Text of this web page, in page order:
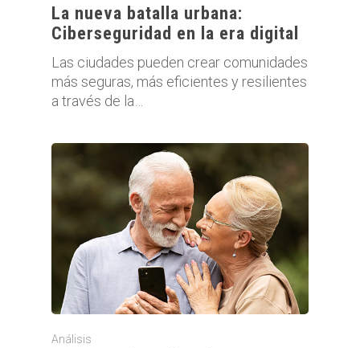
La nueva batalla urbana:
Ciberseguridad en la era digital
Las ciudades pueden crear comunidades
más seguras, más eficientes y resilientes
a través de la…
Análisis